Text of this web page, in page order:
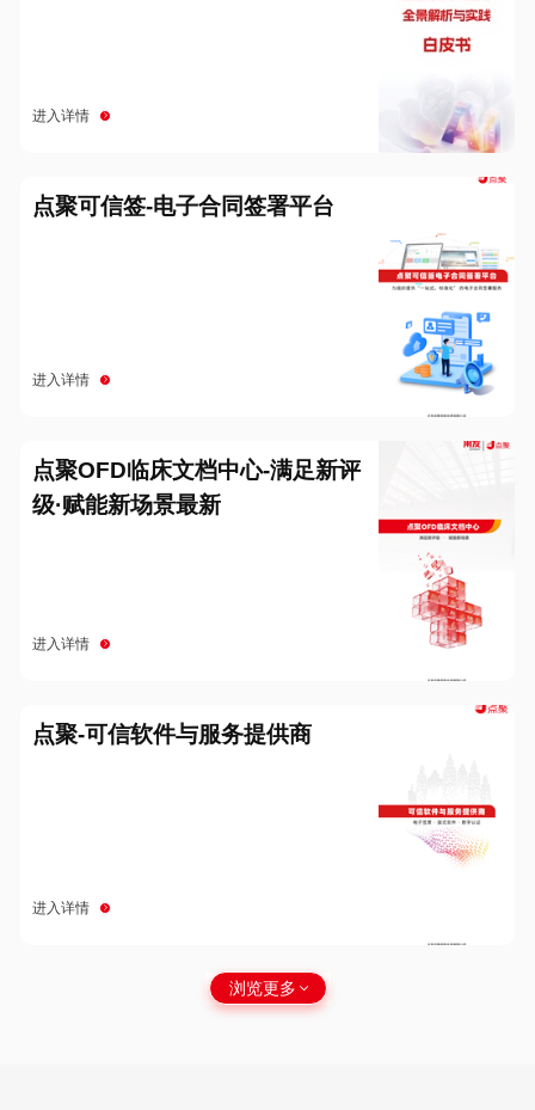
进入详情
点聚可信签-电子合同签署平台
进入详情
点聚OFD临床文档中心-满足新评
级·赋能新场景最新
进入详情
点聚-可信软件与服务提供商
进入详情
浏览更多